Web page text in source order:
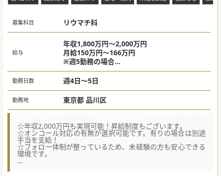
ります。
募集科目 リウマチ科
給与
年収1,800万円～2,000万円
月給150万円～166万円
※週5勤務の場合
※オンコール手当は別途加算(基本給:時給1,60
0円、往診:10,000円/件)
勤務日数 週4日～5日
勤務地 東京都 品川区
☆年収2,000万円も実現可能！昇給制度もございます。
☆オンコール対応の有無が選択可能です。有りの場合は別途
手当を支給！
☆フォロー体制が整っているため、未経験の方も安心できる
環境です。